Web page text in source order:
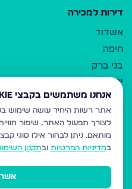
דירות למכירה
אשדוד
חיפה
בני ברק
ירושלים
אלעד
גבעת זאב
בית שמש
רכסים
מודיעין עילית
אנחנו משתמשים בקבצי Cookie
לצורך תפעול האתר, שיפור
מותאם. ניתן לבחור אילו סוגי
במדיניות הפרטיות ובתקנון